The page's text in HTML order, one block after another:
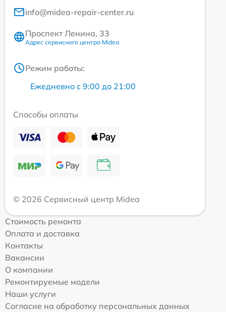
info@midea-repair-center.ru
Проспект Ленина, 33
Адрес сервисного центра Midea
Режим работы:
Ежедневно с 9:00 до 21:00
Способы оплаты
© 2026 Сервисный центр Midea
Стоимость ремонта
Оплата и доставка
Контакты
Вакансии
О компании
Ремонтируемые модели
Наши услуги
Согласие на обработку персональных данных